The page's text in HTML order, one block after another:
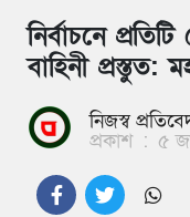
নির্বাচনে
বাহিনী প্রস্তুত:
নিজস্ব
প্রকাশ : ৫